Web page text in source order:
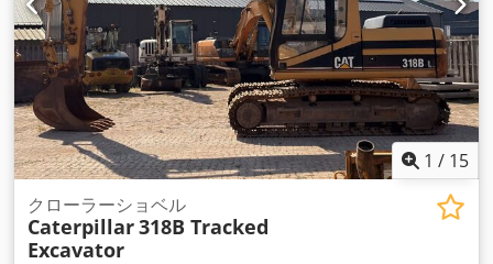
1 / 15
クローラーショベル
Caterpillar318B Tracked
Excavator